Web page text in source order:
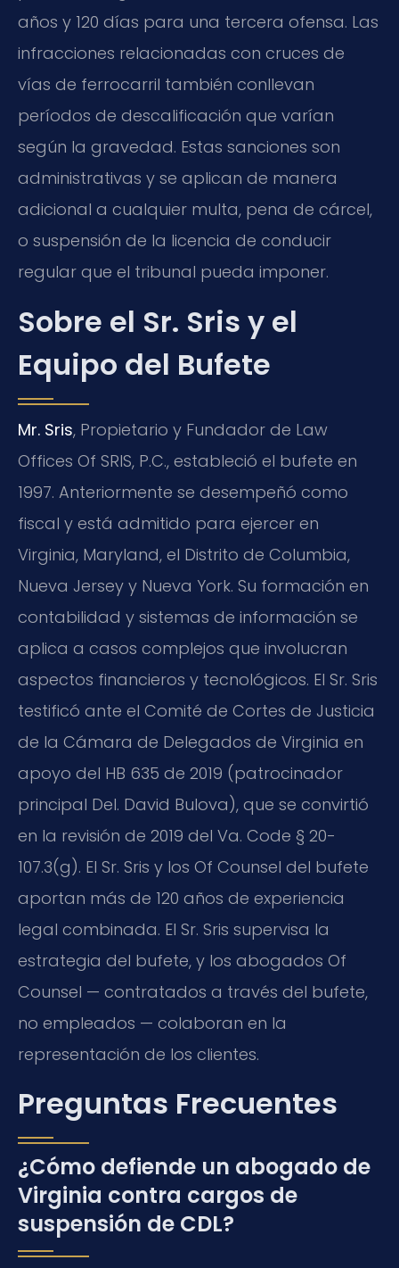
años y 120 días para una tercera ofensa. Las
infracciones relacionadas con cruces de
vías de ferrocarril también conllevan
períodos de descalificación que varían
según la gravedad. Estas sanciones son
administrativas y se aplican de manera
adicional a cualquier multa, pena de cárcel,
o suspensión de la licencia de conducir
regular que el tribunal pueda imponer.
Sobre el Sr. Sris y el
Equipo del Bufete
Mr. Sris, Propietario y Fundador de Law
Offices Of SRIS, P.C., estableció el bufete en
1997. Anteriormente se desempeñó como
fiscal y está admitido para ejercer en
Virginia, Maryland, el Distrito de Columbia,
Nueva Jersey y Nueva York. Su formación en
contabilidad y sistemas de información se
aplica a casos complejos que involucran
aspectos financieros y tecnológicos. El Sr. Sris
testificó ante el Comité de Cortes de Justicia
de la Cámara de Delegados de Virginia en
apoyo del HB 635 de 2019 (patrocinador
principal Del. David Bulova), que se convirtió
en la revisión de 2019 del Va. Code § 20-
107.3(g). El Sr. Sris y los Of Counsel del bufete
aportan más de 120 años de experiencia
legal combinada. El Sr. Sris supervisa la
estrategia del bufete, y los abogados Of
Counsel — contratados a través del bufete,
no empleados — colaboran en la
representación de los clientes.
Preguntas Frecuentes
¿Cómo defiende un abogado de
Virginia contra cargos de
suspensión de CDL?